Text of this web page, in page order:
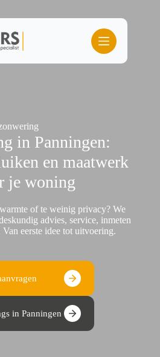
in Panningen:
en maatwerk
je woning
of te weinig privacy? We
advies, service, inmeten
Van eerste idee tot uitvoering.
in Panningen